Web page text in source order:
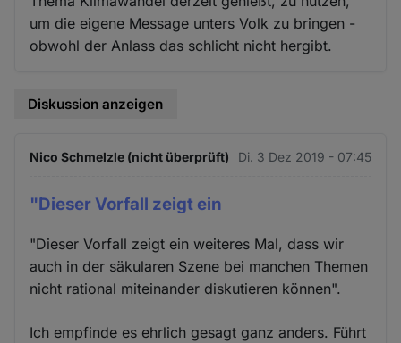
um die eigene Message unters Volk zu bringen -
obwohl der Anlass das schlicht nicht hergibt.
Diskussion anzeigen
Nico Schmelzle (nicht überprüft) Di. 3 Dez 2019 - 07:45
"Dieser Vorfall zeigt ein
"Dieser Vorfall zeigt ein weiteres Mal, dass wir
auch in der säkularen Szene bei manchen Themen
nicht rational miteinander diskutieren können".
Ich empfinde es ehrlich gesagt ganz anders. Führt